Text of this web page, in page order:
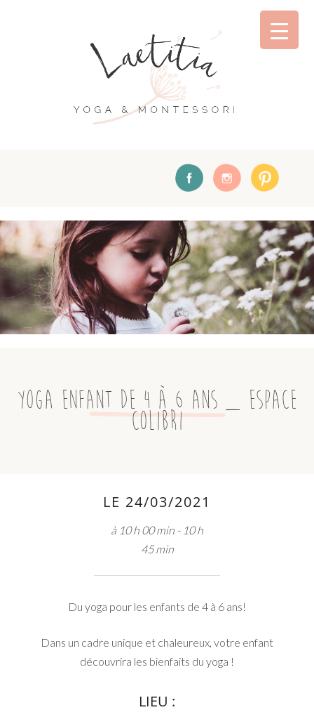
Yoga enfant de 4 à 6 ans _ Espace
Colibri
LE 24/03/2021
à 10 h 00 min - 10 h
45 min
Du yoga pour les enfants de 4 à 6 ans!
Dans un cadre unique et chaleureux, votre enfant
découvrira les bienfaits du yoga !
LIEU :